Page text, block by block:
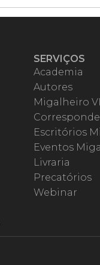
SERVIÇOS
Academia
Autores
Migalheiro
Escritórios
Eventos
Livraria
Precatórios
Webinar